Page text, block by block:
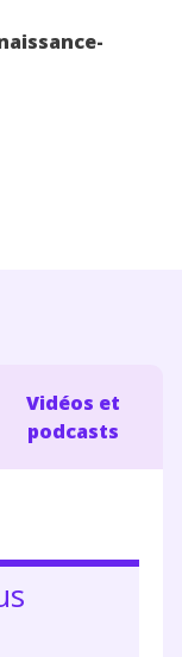
Vidéos et
podcasts